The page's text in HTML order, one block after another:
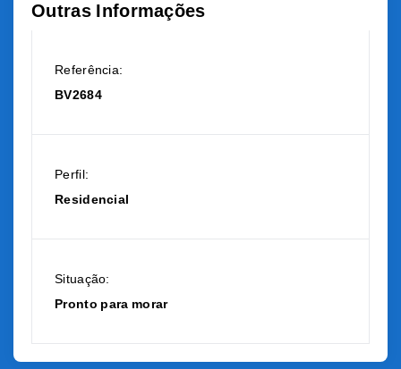
Outras Informações
Referência:
BV2684
Perfil:
Residencial
Situação:
Pronto para morar